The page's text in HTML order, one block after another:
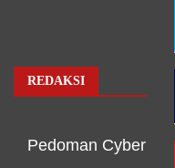
REDAKSI
Pedoman Cyber